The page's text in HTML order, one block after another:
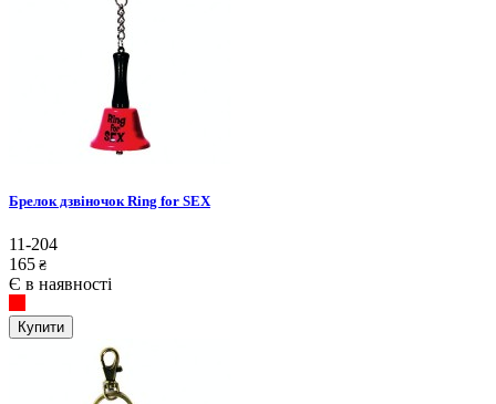
Брелок дзвіночок Ring for SEX
11-204
165 ₴
Є в наявності
Купити